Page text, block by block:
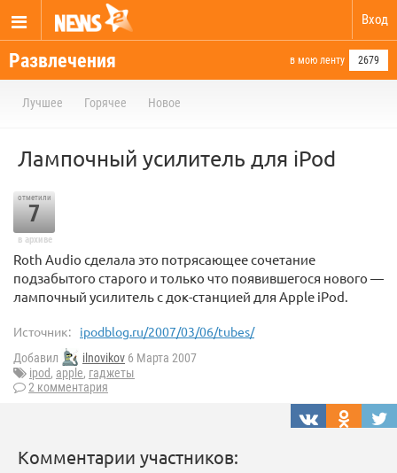
Вход
Развлечения в мою ленту 2679
Лучшее Горячее Новое
Лампочный усилитель для iPod
отметили
7
в архиве
Roth Audio сделала это потрясающее сочетание
подзабытого старого и только что появившегося нового —
лампочный усилитель c док-станцией для Apple iPod.
Источник: ipodblog.ru/2007/03/06/tubes/
Добавил ilnovikov 6 Марта 2007
ipod, apple, гаджеты
2 комментария
Комментарии участников: